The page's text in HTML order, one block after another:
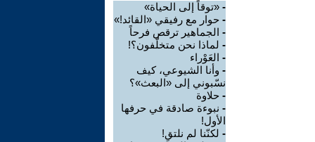
- «توقاً إلى الحياة»
- حوار مع رفيقي «القائد!»
- الجماهير ترقص فرحاً
- لماذا نحن متخلّفون؟!
- العَوْراء
- وأنا الشيوعي، كيف
نسّبوني إلى «البعث»؟
- حلاوة
- نبوءة صادقة في حرفها
الأول!
- لكنّنا لم نلتقِ!